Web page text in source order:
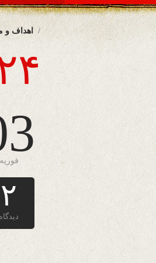
اهداف و
۲۴
فوریه
۲
دیدگاه